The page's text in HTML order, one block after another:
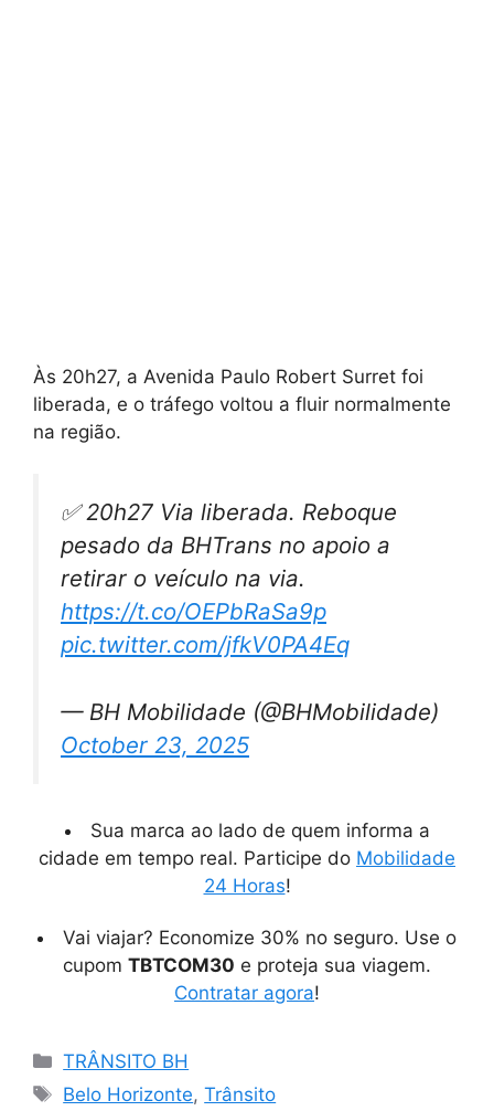
Às 20h27, a Avenida Paulo Robert Surret foi
liberada, e o tráfego voltou a fluir normalmente
na região.
✅ 20h27 Via liberada. Reboque
pesado da BHTrans no apoio a
retirar o veículo na via.
https://t.co/OEPbRaSa9p
pic.twitter.com/jfkV0PA4Eq
— BH Mobilidade (@BHMobilidade)
October 23, 2025
Sua marca ao lado de quem informa a
cidade em tempo real. Participe do Mobilidade
24 Horas!
Vai viajar? Economize 30% no seguro. Use o
cupom TBTCOM30 e proteja sua viagem.
Contratar agora!
Categorias
TRÂNSITO BH
Tags
Belo Horizonte,Trânsito